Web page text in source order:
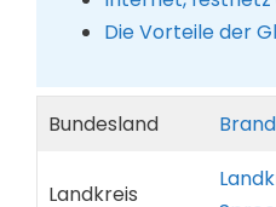
Die Vorteile der
Bundesland
Landkreis